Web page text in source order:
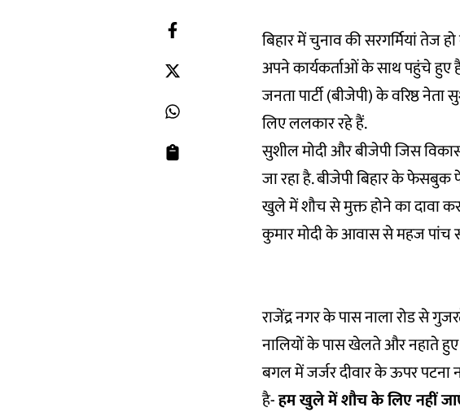
बिहार में चुनाव की सरगर्मियां तेज
अपने कार्यकर्ताओं के साथ पहुंचे हुए हैं.
जनता पार्टी (बीजेपी) के वरिष्ठ
लिए ललकार रहे हैं.
सुशील मोदी और बीजेपी जिस
जा रहा है. बीजेपी बिहार के फेसबुक
खुले में शौच से मुक्त होने का दावा
कुमार मोदी के आवास से महज पांच
राजेंद्र नगर के पास नाला रोड से
नालियों के पास खेलते और नहाते
बगल में जर्जर दीवार के ऊपर पटना
है-हम खुले में शौच के लिए नहीं